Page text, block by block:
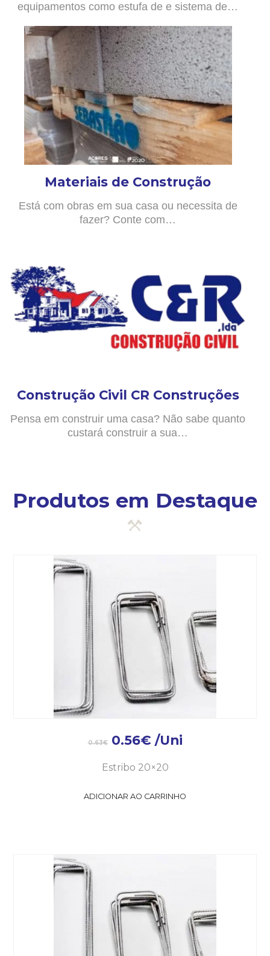
equipamentos como estufa de e sistema de…
Materiais de Construção
Está com obras em sua casa ou necessita de
fazer? Conte com…
Construção Civil CR Construções
Pensa em construir uma casa? Não sabe quanto
custará construir a sua…
Produtos em Destaque
0.63€ 0.56€ /Uni
Estribo 20×20
ADICIONAR AO CARRINHO